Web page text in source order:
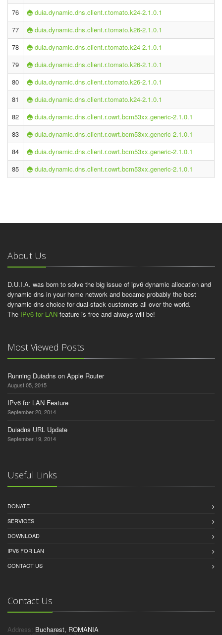
76
duia.dynamic.dns.client.r.tomato.k24-2.1.0.1
77
duia.dynamic.dns.client.r.tomato.k26-2.1.0.1
78
duia.dynamic.dns.client.r.tomato.k24-2.1.0.1
79
duia.dynamic.dns.client.r.tomato.k26-2.1.0.1
80
duia.dynamic.dns.client.r.tomato.k26-2.1.0.1
81
duia.dynamic.dns.client.r.tomato.k24-2.1.0.1
82
duia.dynamic.dns.client.r.owrt.bcm53xx.generic-2.1.0.1
83
duia.dynamic.dns.client.r.owrt.bcm53xx.generic-2.1.0.1
84
duia.dynamic.dns.client.r.owrt.bcm53xx.generic-2.1.0.1
85
duia.dynamic.dns.client.r.owrt.bcm53xx.generic-2.1.0.1
About Us
D.U.I.A. was born to solve the big issue of ipv6 dynamic allocation and
dynamic dns in your home network and became probably the best
dynamic dns choice for dual-stack customers all over the world.
The IPv6 for LAN feature is free and always will be!
Most Viewed Posts
Running Duiadns on Apple Router
August 05, 2015
IPv6 for LAN Feature
September 20, 2014
Duiadns URL Update
September 19, 2014
Useful Links
DONATE
SERVICES
DOWNLOAD
IPV6 FOR LAN
CONTACT US
Contact Us
Address: Bucharest, ROMANIA